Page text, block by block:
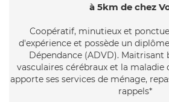
à 5km de chez
Coopératif, minutieux et
d'expérience et possède un
Dépendance (ADVD). Maitrisant
vasculaires cérébraux et la maladie
apporte ses services de ménage,
rappels*